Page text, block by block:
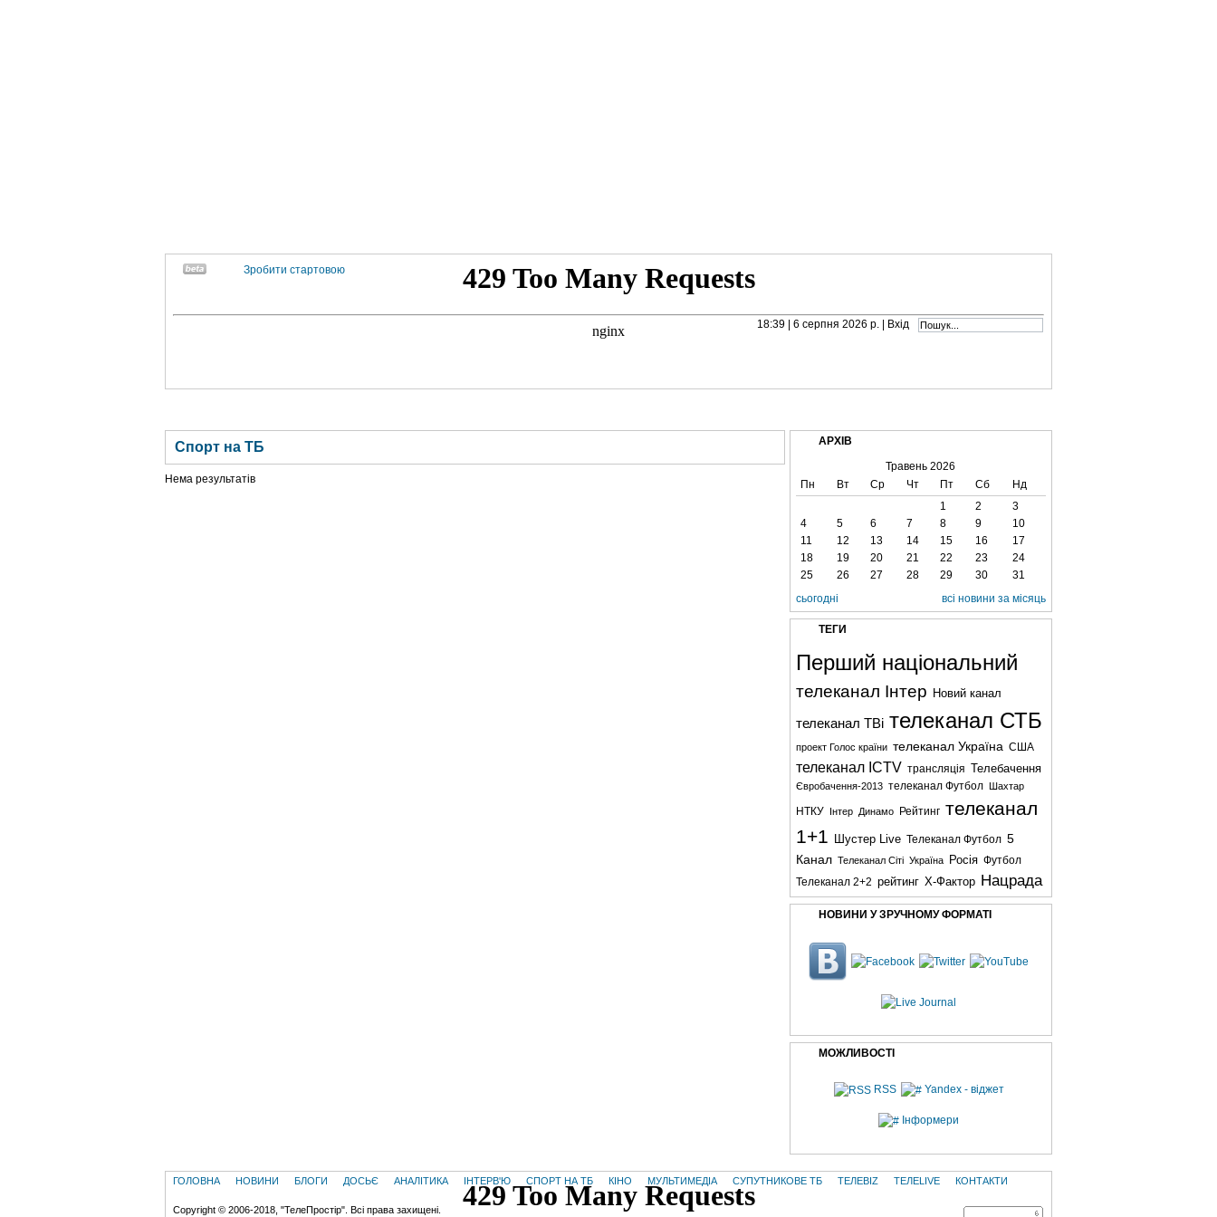
Зробити стартовою
18:39 | 6 серпня 2026 р. | Вхід
Спорт на ТБ
Нема результатів
АРХІВ
Травень 2026
Пн
Вт Ср Чт Пт Сб
Нд
1
2
3
4
5 6 7 8 9
10
11
12 13 14 15 16
17
18
19 20 21 22 23
24
25
26 27 28 29 30
31
всі новини за місяць
сьогодні
ТЕГИ
Перший національний
телеканал Інтер Новий канал
телеканал ТВі телеканал СТБ
проект Голос країни телеканал Україна США
телеканал ICTV трансляція Телебачення
Євробачення-2013 телеканал Футбол Шахтар
НТКУ Інтер Динамо Рейтинг телеканал
1+1 Шустер Live Телеканал Футбол 5
Канал Телеканал Сіті Україна Росія Футбол
Телеканал 2+2 рейтинг X-Фактор Нацрада
НОВИНИ У ЗРУЧНОМУ ФОРМАТІ
МОЖЛИВОСТІ
RSS Yandex - віджет
Інформери
ГОЛОВНА НОВИНИ БЛОГИ ДОСЬЄ АНАЛІТИКА ІНТЕРВ'Ю СПОРТ НА ТБ КІНО МУЛЬТИМЕДІА СУПУТНИКОВЕ ТБ ТЕЛЕBIZ ТЕЛЕLIVE КОНТАКТИ
Copyright © 2006-2018, "ТелеПростір". Всі права захищені.